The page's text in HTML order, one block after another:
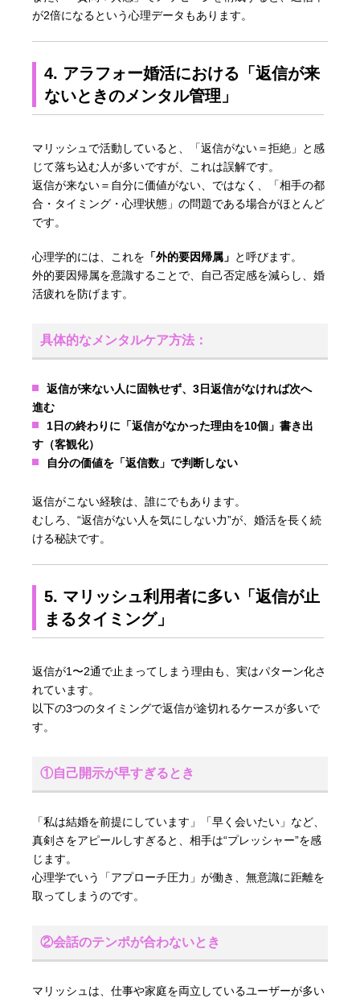
が2倍になるという心理データもあります。
4. アラフォー婚活における「返信が来
ないときのメンタル管理」
マリッシュで活動していると、「返信がない＝拒絶」と感
じて落ち込む人が多いですが、これは誤解です。
返信が来ない＝自分に価値がない、ではなく、「相手の都
合・タイミング・心理状態」の問題である場合がほとんど
です。
心理学的には、これを 「外的要因帰属」 と呼びます。
外的要因帰属を意識することで、自己否定感を減らし、婚
活疲れを防げます。
具体的なメンタルケア方法：
返信が来ない人に固執せず、3日返信がなければ次へ
進む
1日の終わりに「返信がなかった理由を10個」書き出
す（客観化）
自分の価値を「返信数」で判断しない
返信がこない経験は、誰にでもあります。
むしろ、“返信がない人を気にしない力”が、婚活を長く続
ける秘訣です。
5. マリッシュ利用者に多い「返信が止
まるタイミング」
返信が1〜2通で止まってしまう理由も、実はパターン化さ
れています。
以下の3つのタイミングで返信が途切れるケースが多いで
す。
①自己開示が早すぎるとき
「私は結婚を前提にしています」「早く会いたい」など、
真剣さをアピールしすぎると、相手は“プレッシャー”を感
じます。
心理学でいう「アプローチ圧力」が働き、無意識に距離を
取ってしまうのです。
②会話のテンポが合わないとき
マリッシュは、仕事や家庭を両立しているユーザーが多い